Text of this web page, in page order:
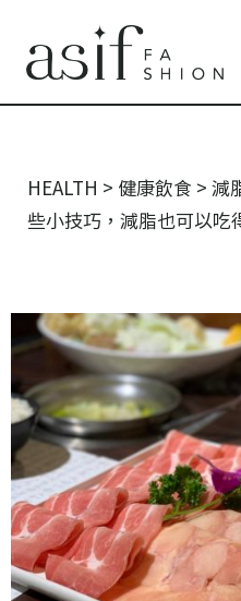
HEALTH > 健康飲食 > 減
些小技巧，減脂也可以吃